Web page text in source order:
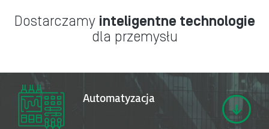
Dostarczamy inteligentne technologie
dla przemysłu
Automatyzacja